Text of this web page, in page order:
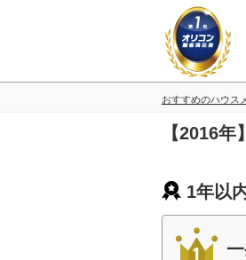
おすすめのハウス
【2016
1年以